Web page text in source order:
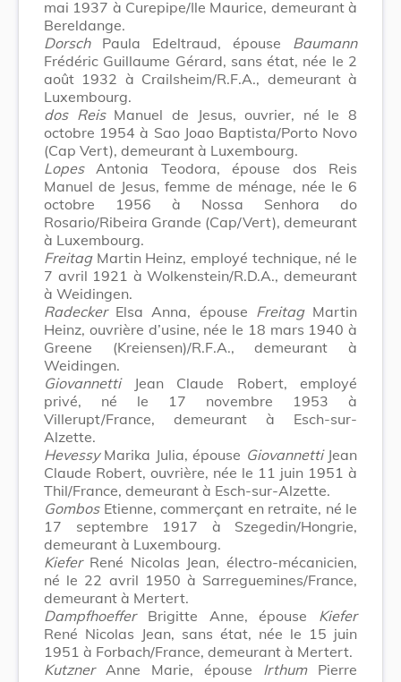
mai 1937 à Curepipe/Ile Maurice, demeurant à
Bereldange.
DorschPaula Edeltraud, épouse Baumann
Frédéric Guillaume Gérard, sans état, née le 2
août 1932 à Crailsheim/R.F.A., demeurant à
Luxembourg.
dos ReisManuel de Jesus, ouvrier, né le 8
octobre 1954 à Sao Joao Baptista/Porto Novo
(Cap Vert), demeurant à Luxembourg.
LopesAntonia Teodora, épouse dos Reis
Manuel de Jesus, femme de ménage, née le 6
octobre 1956 à Nossa Senhora do
Rosario/Ribeira Grande (Cap/Vert), demeurant
à Luxembourg.
FreitagMartin Heinz, employé technique, né le
7 avril 1921 à Wolkenstein/R.D.A., demeurant
à Weidingen.
RadeckerElsa Anna, épouse FreitagMartin
Heinz, ouvrière d’usine, née le 18 mars 1940 à
Greene (Kreiensen)/R.F.A., demeurant à
Weidingen.
GiovannettiJean Claude Robert, employé
privé, né le 17 novembre 1953 à
Villerupt/France, demeurant à Esch-sur-
Alzette.
HevessyMarika Julia, épouse GiovannettiJean
Claude Robert, ouvrière, née le 11 juin 1951 à
Thil/France, demeurant à Esch-sur-Alzette.
GombosEtienne, commerçant en retraite, né le
17 septembre 1917 à Szegedin/Hongrie,
demeurant à Luxembourg.
KieferRené Nicolas Jean, électro-mécanicien,
né le 22 avril 1950 à Sarreguemines/France,
demeurant à Mertert.
DampfhoefferBrigitte Anne, épouse Kiefer
René Nicolas Jean, sans état, née le 15 juin
1951 à Forbach/France, demeurant à Mertert.
KutznerAnne Marie, épouse IrthumPierre